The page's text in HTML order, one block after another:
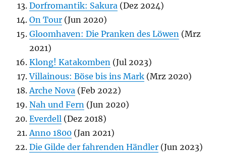
Dorfromantik: Sakura (Dez 2024)
On Tour (Jun 2020)
Gloomhaven: Die Pranken des Löwen (Mrz
2021)
Klong! Katakomben (Jul 2023)
Villainous: Böse bis ins Mark (Mrz 2020)
Arche Nova (Feb 2022)
Nah und Fern (Jun 2020)
Everdell (Dez 2018)
Anno 1800 (Jan 2021)
Die Gilde der fahrenden Händler (Jun 2023)